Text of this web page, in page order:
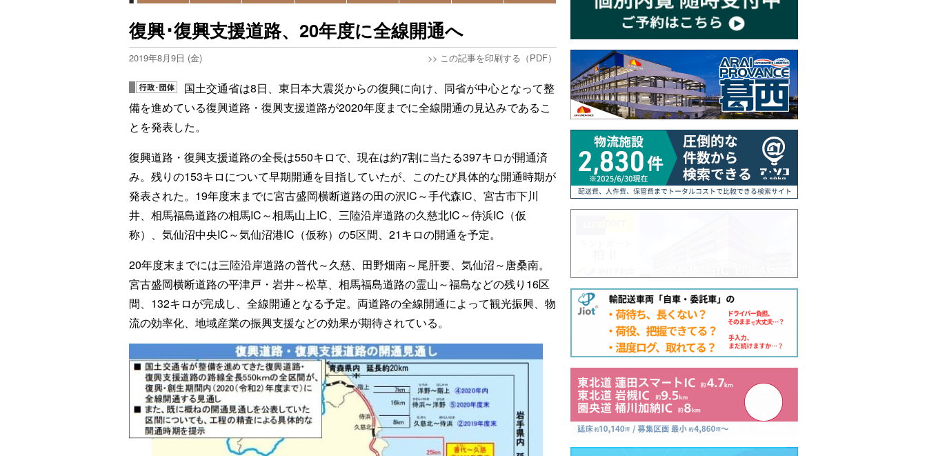
復興･復興支援道路、20年度に全線開通へ
2019年8月9日 (金) >> この記事を印刷する（PDF）
国土交通省は8日、東日本大震災からの復興に向け、同省が中心となって整
備を進めている復興道路・復興支援道路が2020年度までに全線開通の見込みであるこ
とを発表した。
復興道路・復興支援道路の全長は550キロで、現在は約7割に当たる397キロが開通済
み。残りの153キロについて早期開通を目指していたが、このたび具体的な開通時期が
発表された。19年度末までに宮古盛岡横断道路の田の沢IC～手代森IC、宮古市下川
井、相馬福島道路の相馬IC～相馬山上IC、三陸沿岸道路の久慈北IC～侍浜IC（仮
称）、気仙沼中央IC～気仙沼港IC（仮称）の5区間、21キロの開通を予定。
20年度末までには三陸沿岸道路の普代～久慈、田野畑南～尾肝要、気仙沼～唐桑南。
宮古盛岡横断道路の平津戸・岩井～松草、相馬福島道路の霊山～福島などの残り16区
間、132キロが完成し、全線開通となる予定。両道路の全線開通によって観光振興、物
流の効率化、地域産業の振興支援などの効果が期待されている。